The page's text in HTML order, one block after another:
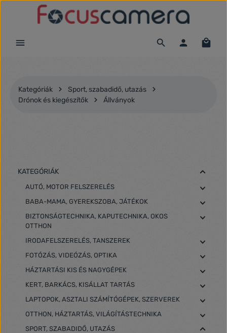
Ugrás a fő tartalomra
Kategóriák
Sport, szabadidő, utazás
Drónok és kiegészítők
Állványok
KATEGÓRIÁK
AUTÓ, MOTOR FELSZERELÉS
BABA-MAMA, GYEREKSZOBA, JÁTÉKOK
BIZTONSÁGTECHNIKA, KAPUTECHNIKA, OKOS
OTTHON
IRODAFELSZERELÉS, TANSZEREK
FOTÓZÁS, VIDEÓZÁS, OPTIKA
HÁZTARTÁSI KIS ÉS NAGYGÉPEK
KERT, BARKÁCS, KISÁLLAT TARTÁS
LAPTOPOK, ASZTALI SZÁMÍTÓGÉPEK, SZERVEREK
OTTHON, HÁZTARTÁS, VILÁGÍTÁSTECHNIKA
SPORT, SZABADIDŐ, UTAZÁS